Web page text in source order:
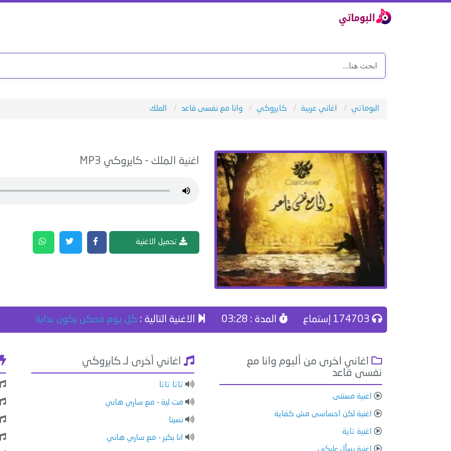
البوماتي اغاني عربية كايروكي وانا مع نفسى قاعد الملك
اغنية الملك - كايروكي
تحميل الاغنية
المدة : 03:28 الاغنية التالية : كل يوم ممكن يكون بداية
اغاني اخرى من ألبوم وانا مع
نفسى قاعد
اغنية مستنى
اغنية لكن احساسى مش كفاية
اغنية تاية
اغنية بسأل عليكى
اغاني أخرى لـ كايروكي
تاتا تاتا
مت لية - مع ساري هاني
نسينا
انا بكبر - مع ساري هاني